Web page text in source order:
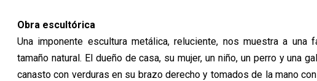
Obra escultórica
Una imponente escultura metálica, reluciente, nos muestra a una
tamaño natural. El dueño de casa, su mujer, un niño, un perro y una
canasto con verduras en su brazo derecho y tomados de la mano